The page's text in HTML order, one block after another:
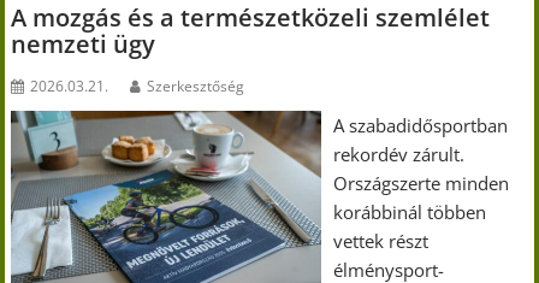
A mozgás és a természetközeli szemlélet
nemzeti ügy
2026.03.21. Szerkesztőség
A szabadidősportban
rekordév zárult.
Országszerte minden
korábbinál többen
vettek részt
élménysport-